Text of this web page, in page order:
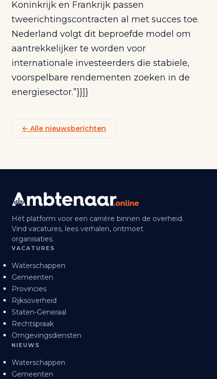
Koninkrijk en Frankrijk passen
tweerichtingscontracten al met succes toe.
Nederland volgt dit beproefde model om
aantrekkelijker te worden voor
internationale investeerders die stabiele,
voorspelbare rendementen zoeken in de
energiesector.”}}]}
← Alle nieuwsberichten
Hét platform voor een carrière binnen de overheid.
Vind vacatures, lees verhalen, ontmoet
organisaties.
VACATURES
Waterschappen
Gemeenten
Provincies
Rijksoverheid
Staten-Generaal
Rechtspraak
Omgevingsdiensten
NIEUWS
Waterschappen
Gemeenten